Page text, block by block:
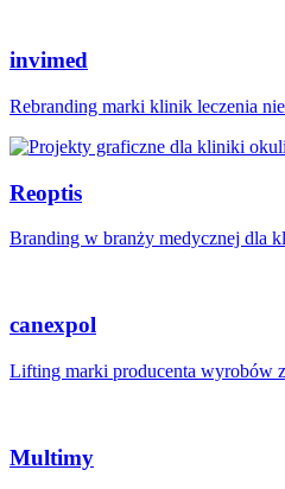
invimed
Rebranding marki klinik leczenia
Reoptis
Branding w branży medycznej dla
canexpol
Lifting marki producenta wyrobów
Multimy